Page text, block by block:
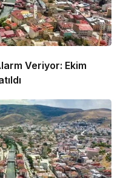
Veriyor: Ekim